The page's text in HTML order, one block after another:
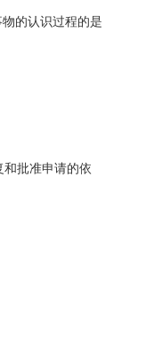
的认识过程的是
批准申请的依